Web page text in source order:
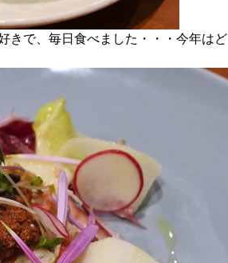
きで、毎日食べました・・・今年はど